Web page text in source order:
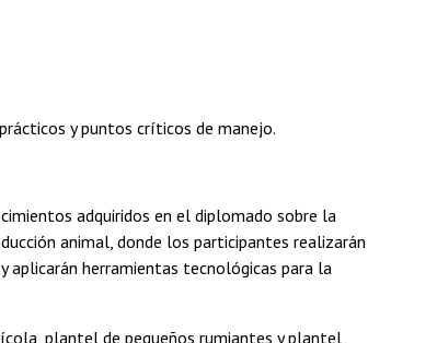
y puntos críticos de manejo.
adquiridos en el diplomado sobre la
animal, donde los participantes realizarán
herramientas tecnológicas para la
plantel de pequeños rumiantes y plantel